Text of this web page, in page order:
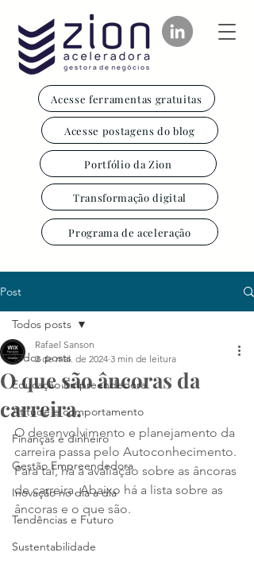
Acesse ferramentas gratuitas
Acesse postagens do blog
Portfólio da Zion
Transformação digital
Programa de aceleração
Post
Todos posts
Educação Empreendedora
Atitude e comportamento
Finanças e dinheiro
Gestão Empreendedora
Inovação no dia a dia
Tendências e Futuro
Sustentabilidade
Todos posts
O que são âncoras da
carreira.
Rafael Sanson
2 de mai. de 2024 3 min de leitura
O desenvolvimento e planejamento da
carreira passa pelo Autoconhecimento.
Para tal, há a avaliação sobre as âncoras
de carreira. Abaixo há a lista sobre as
âncoras e o que são.